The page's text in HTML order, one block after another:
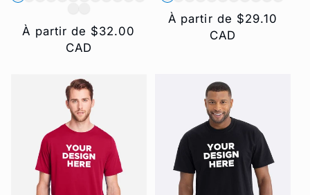
PrixÀ partir de $32.00
CAD
PrixÀ partir de $29.10
CAD